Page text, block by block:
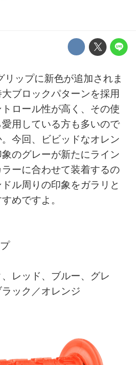
リップに新色が追加されま
ブロックパターンを採用
ロール性が高く、その使
用している方も多いので
今回、ビビッドなオレン
のグレーが新たにライン
ーに合わせて装着するの
ル周りの印象をガラリと
めですよ。
レッド、ブルー、グレ
ック／オレンジ